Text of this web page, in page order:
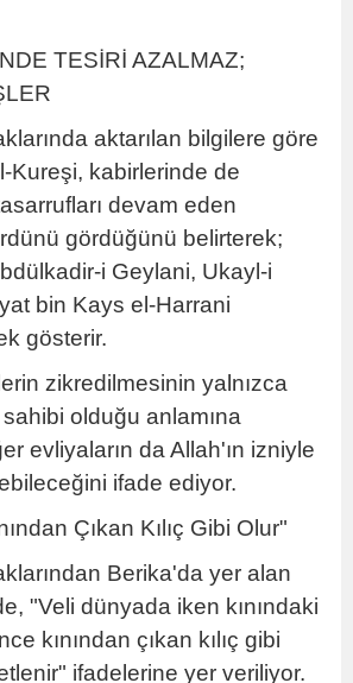
TESİRİ AZALMAZ;
aktarılan bilgilere göre
Kureşi, kabirlerinde de
devam eden
gördüğünü belirterek;
i Geylani, Ukayl-i
bin Kays el-Harrani
gösterir.
zikredilmesinin yalnızca
olduğu anlamına
evliyaların da Allah'ın izniyle
ifade ediyor.
Çıkan Kılıç Gibi Olur"
Berika'da yer alan
"Veli dünyada iken kınındaki
kınından çıkan kılıç gibi
ifadelerine yer veriliyor.